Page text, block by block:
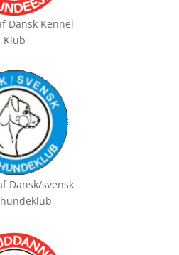
Dansk Kennel
Klub
Dansk/svensk